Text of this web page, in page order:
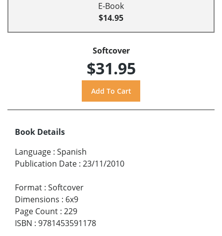
E-Book
$14.95
Softcover
$31.95
Book Details
Language : Spanish
Publication Date : 23/11/2010
Format : Softcover
Dimensions : 6x9
Page Count : 229
ISBN : 9781453591178